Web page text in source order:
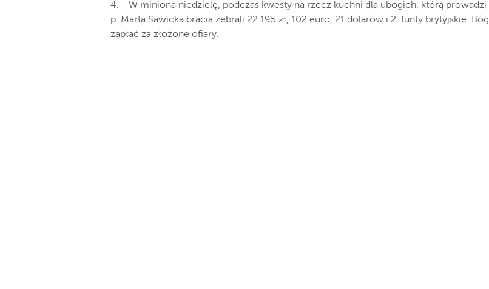
4. W miniona niedzielę, podczas kwesty na rzecz kuchni dla ubogich, którą prowadzi
p. Marta Sawicka bracia zebrali 22 195 zł, 102 euro, 21 dolarów i 2 funty brytyjskie. Bóg
zapłać za złożone ofiary.